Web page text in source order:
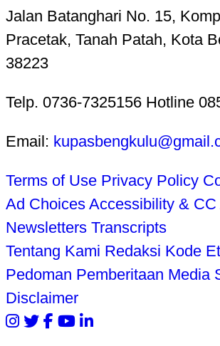
Jalan Batanghari No. 15,
Pracetak, Tanah Patah, Kota
38223
Telp. 0736-7325156 Hotline
Email:
Terms of Use Privacy Policy
Ad Choices Accessibility & CC
Newsletters Transcripts
Tentang Kami Redaksi Kode
Pedoman Pemberitaan Media
Disclaimer